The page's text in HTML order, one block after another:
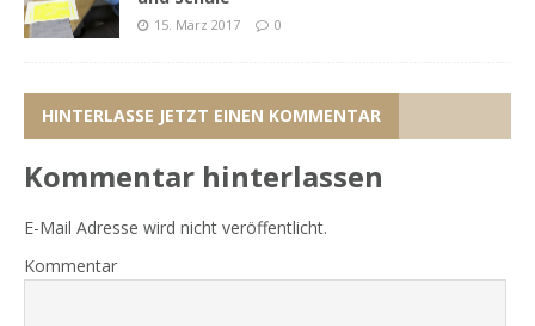
15. März 2017 0
HINTERLASSE JETZT EINEN KOMMENTAR
Kommentar hinterlassen
E-Mail Adresse wird nicht veröffentlicht.
Kommentar